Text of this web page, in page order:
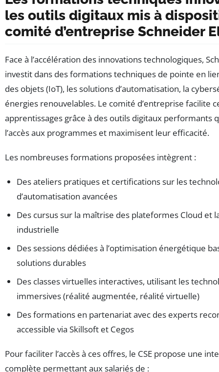
les outils digitaux mis à
comité d’entreprise Schneider
Face à l’accélération des innovations technologiques,
investit dans des formations techniques de pointe en
des objets (IoT), les solutions d’automatisation, la
énergies renouvelables. Le comité d’entreprise facilite
apprentissages grâce à des outils digitaux performants
l’accès aux programmes et maximisent leur efficacité.
Les nombreuses formations proposées intègrent :
Des ateliers pratiques et certifications sur les
d’automatisation avancées
Des cursus sur la maîtrise des plateformes Cloud et
industrielle
Des sessions dédiées à l’optimisation énergétique
solutions durables
Des classes virtuelles interactives, utilisant les
immersives (réalité augmentée, réalité virtuelle)
Des formations en partenariat avec des experts
accessible via Skillsoft et Cegos
Pour faciliter l’accès à ces offres, le CSE propose une
complète permettant aux salariés de :